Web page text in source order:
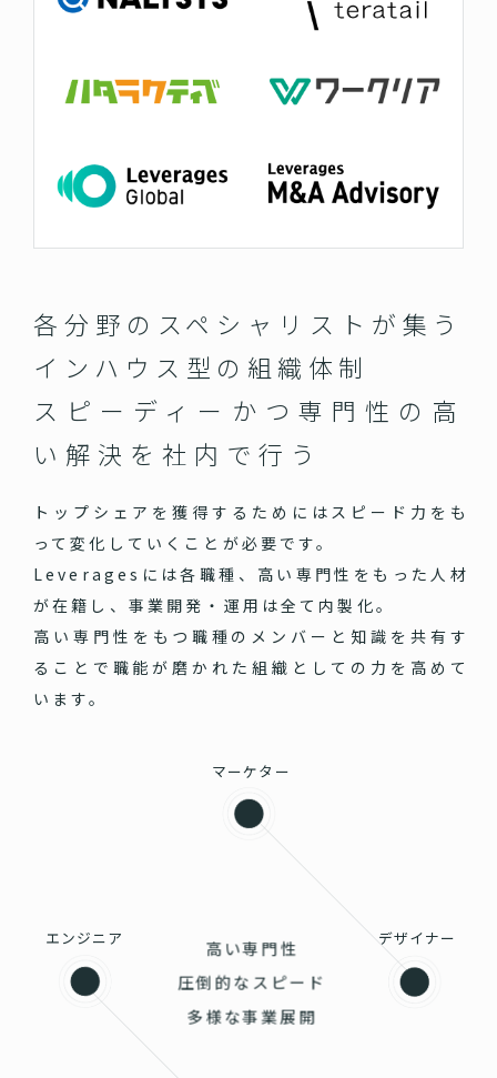
マーケター
デザイナー
エンジニア
高い専門性
圧倒的なスピード
多様な事業展開
各分野のスペシャリストが集う
インハウス型の組織体制
スピーディーかつ専門性の高
い 解決を社内で行う
トップシェアを獲得するためにはスピード力をも
って変化していくことが必要です。
Leveragesには各職種、高い専門性をもった人材
が在籍し、事業開発・運用は全て内製化。
高い専門性をもつ職種のメンバーと知識を共有す
ることで職能が磨かれた組織としての力を高めて
います。